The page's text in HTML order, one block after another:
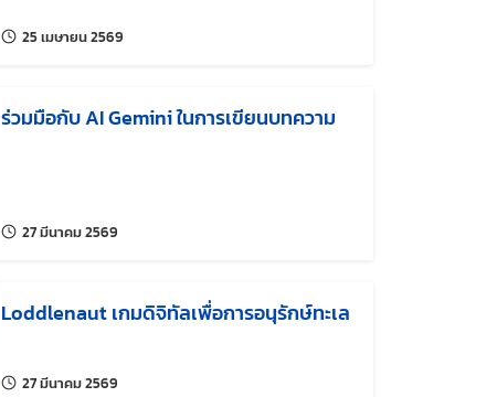
25 เมษายน 2569
ร่วมมือกับ AI Gemini ในการเขียนบทความ
27 มีนาคม 2569
Loddlenaut เกมดิจิทัลเพื่อการอนุรักษ์ทะเล
27 มีนาคม 2569